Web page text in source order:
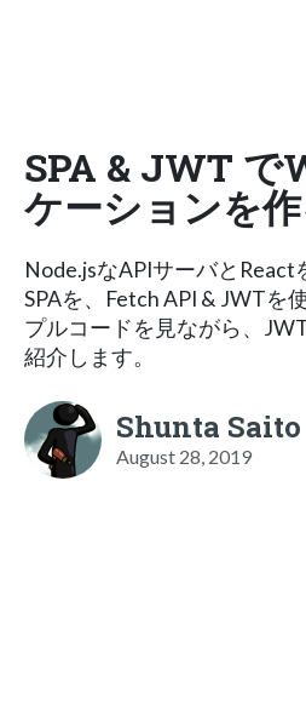
SPA & JWT で
ケーションを
Node.jsなAPIサーバとReact
SPAを、Fetch API & JWTを
プルコードを見ながら、
紹介します。
Shunta Saito
August 28, 2019